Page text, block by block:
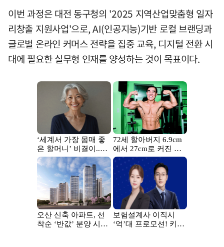
이번 과정은 대전 동구청의 '2025 지역산업맞춤형 일자
리창출 지원사업'으로, AI(인공지능)기반 로컬 브랜딩과
글로벌 온라인 커머스 전략을 집중 교육, 디지털 전환 시
대에 필요한 실무형 인재를 양성하는 것이 목표이다.